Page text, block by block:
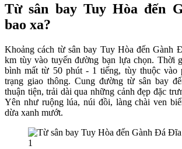
Từ sân bay Tuy Hòa đến
bao xa?
Khoảng cách từ sân bay Tuy Hòa đến Gành
km tùy vào tuyến đường bạn lựa chọn. Thời
bình mất từ 50 phút - 1 tiếng, tùy thuộc vào
trạng giao thông. Cung đường từ sân bay
thuận tiện, trải dài qua những cảnh đẹp đặc
Yên như ruộng lúa, núi đồi, làng chài ven
dừa xanh mướt.